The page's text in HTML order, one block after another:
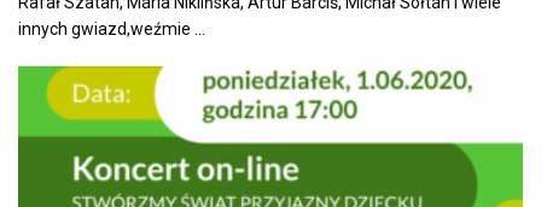
innych gwiazd,weźmie ...